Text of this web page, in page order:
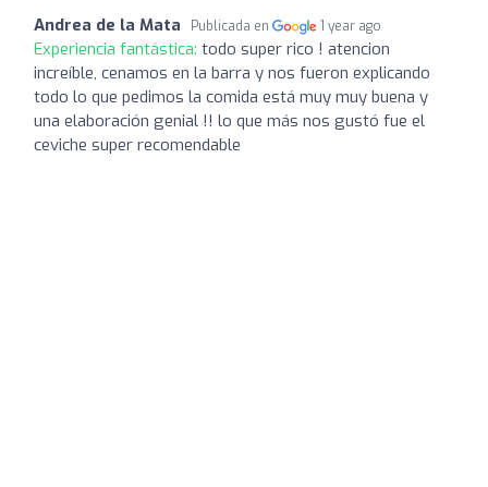
Andrea de la Mata Publicada en 1 year ago
Experiencia fantástica: todo super rico ! atencion
increíble, cenamos en la barra y nos fueron explicando
todo lo que pedimos la comida está muy muy buena y
una elaboración genial !! lo que más nos gustó fue el
ceviche super recomendable